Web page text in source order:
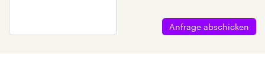
Anfrage abschicken